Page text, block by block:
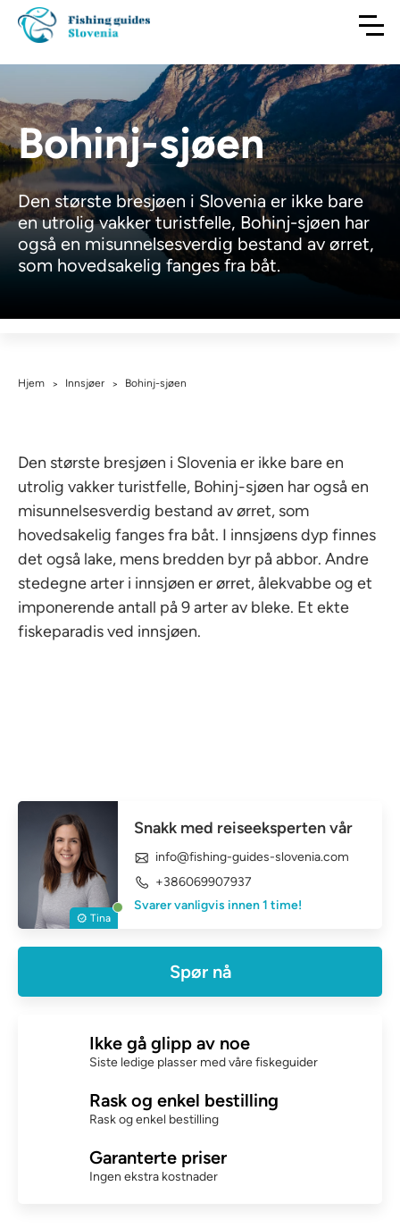
Bohinj-sjøen
Den største bresjøen i Slovenia er ikke bare
en utrolig vakker turistfelle, Bohinj-sjøen har
også en misunnelsesverdig bestand av ørret,
som hovedsakelig fanges fra båt.
Hjem > Innsjøer > Bohinj-sjøen
Den største bresjøen i Slovenia er ikke bare en
utrolig vakker turistfelle, Bohinj-sjøen har også en
misunnelsesverdig bestand av ørret, som
hovedsakelig fanges fra båt. I innsjøens dyp finnes
det også lake, mens bredden byr på abbor. Andre
stedegne arter i innsjøen er ørret, ålekvabbe og et
imponerende antall på 9 arter av bleke. Et ekte
fiskeparadis ved innsjøen.
Tina
Snakk med reiseeksperten vår
info@fishing-guides-slovenia.com
+386069907937
Svarer vanligvis innen 1 time!
Spør nå
Ikke gå glipp av noe
Siste ledige plasser med våre fiskeguider
Rask og enkel bestilling
Rask og enkel bestilling
Garanterte priser
Ingen ekstra kostnader